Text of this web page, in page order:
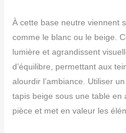
À cette base neutre viennent
comme le blanc ou le beige.
lumière et agrandissent
d’équilibre, permettant aux
alourdir l’ambiance. Utiliser
tapis beige sous une table en
pièce et met en valeur les